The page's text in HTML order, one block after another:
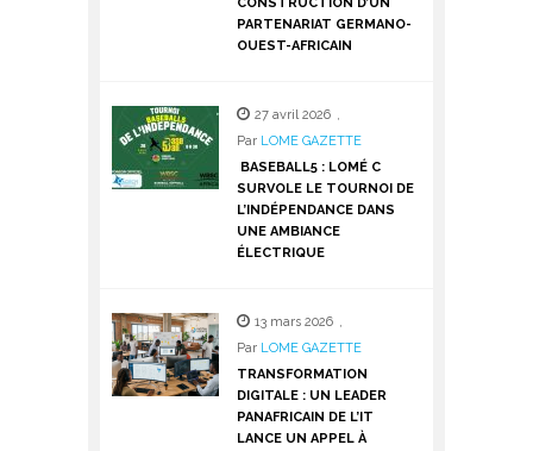
CONSTRUCTION D’UN
PARTENARIAT GERMANO-
OUEST-AFRICAIN
27 avril 2026 ,
Par LOME GAZETTE
BASEBALL5 : LOMÉ C
SURVOLE LE TOURNOI DE
L’INDÉPENDANCE DANS
UNE AMBIANCE
ÉLECTRIQUE
13 mars 2026 ,
Par LOME GAZETTE
TRANSFORMATION
DIGITALE : UN LEADER
PANAFRICAIN DE L’IT
LANCE UN APPEL À